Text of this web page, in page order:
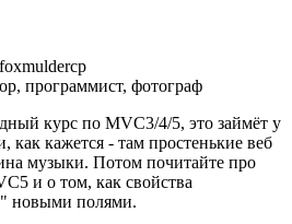
программист, фотограф
курс по MVC3/4/5, это займёт у
как кажется - там простенькие веб
музыки. Потом почитайте про
и о том, как свойства
новыми полями.